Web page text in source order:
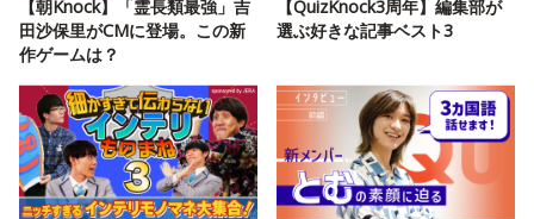
【朝Knock】「霊長類最強」吉
田沙保里がCMに登場。この新
作ゲームは？
【QuizKnock3周年】編集部が
選ぶ好きな記事ベスト3